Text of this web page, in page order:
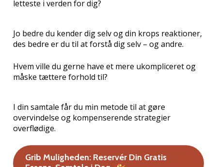
letteste i verden for dig?
Jo bedre du kender dig selv og din krops reaktioner,
des bedre er du til at forstå dig selv – og andre.
Hvem ville du gerne have et mere ukompliceret og
måske tættere forhold til?
I din samtale får du min metode til at gøre
overvindelse og kompenserende strategier
overflødige.
Grib Muligheden: Reservér Din Gratis